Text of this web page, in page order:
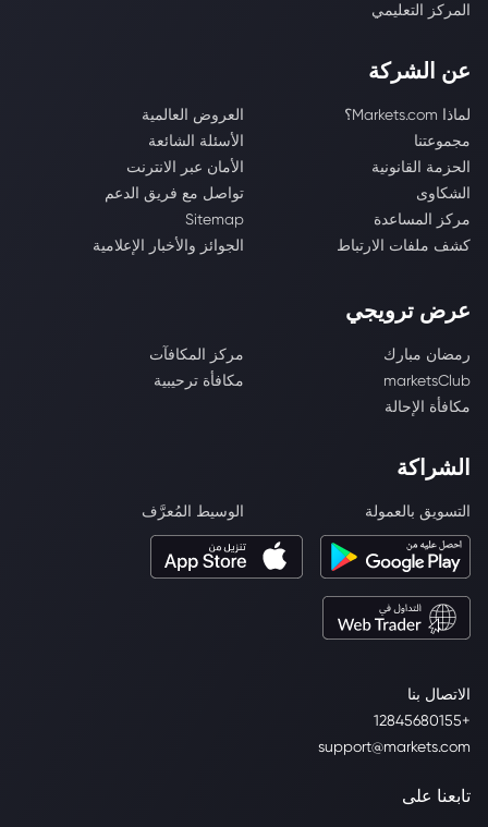
الاتصال بنا
+12845680155
support@markets.com
المركز التعليمي
عن الشركة
لماذا Markets.com؟
العروض العالمية
مجموعتنا
الأسئلة الشائعة
الحزمة القانونية
الأمان عبر الانترنت
الشكاوى
تواصل مع فريق الدعم
مركز المساعدة
Sitemap
كشف ملفات الارتباط
الجوائز والأخبار الإعلامية
عرض ترويجي
رمضان مبارك
مركز المكافآت
marketsClub
مكافأة ترحيبية
مكافأة الإحالة
الشراكة
التسويق بالعمولة الوسيط المُعرَّف
تابعنا على